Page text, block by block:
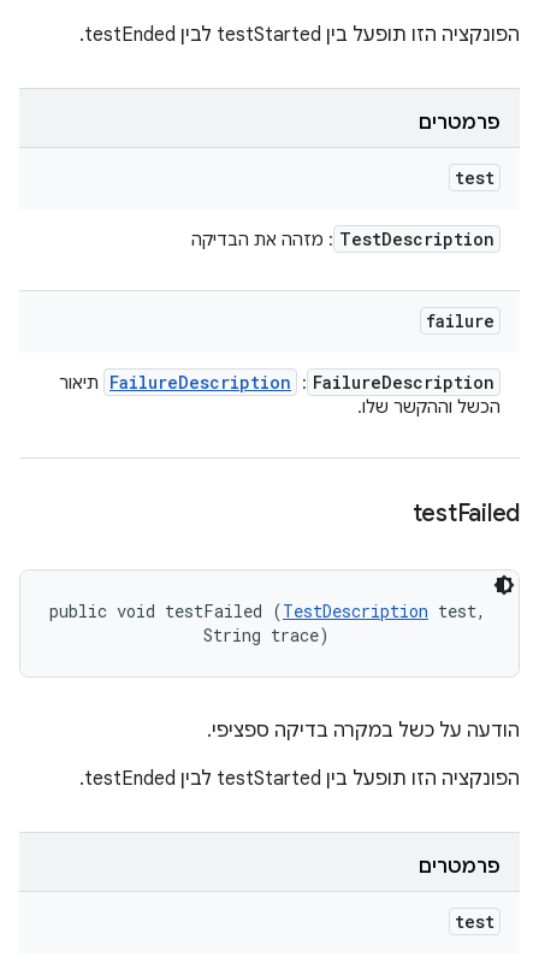
הפונקציה הזו תופעל בין testStarted לבין testEnded.
פרמטרים
test
TestDescription : מזהה את הבדיקה
failure
FailureDescription
:
FailureDescription
תיאור
הכשל וההקשר שלו.
testFailed
public void testFailed (TestDescription test,
                String trace)
הודעה על כשל במקרה בדיקה ספציפי.
הפונקציה הזו תופעל בין testStarted לבין testEnded.
פרמטרים
test